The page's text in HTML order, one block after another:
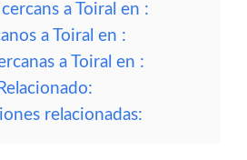
a Toiral en :
a Toiral en :
a Toiral en :
relacionadas: